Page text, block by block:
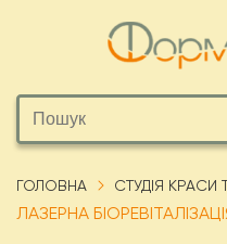
ГОЛОВНА СТУДІЯ КРАСИ
ЛАЗЕРНА